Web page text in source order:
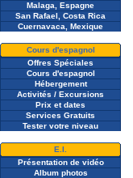
Malaga, Espagne
San Rafael, Costa Rica
Cuernavaca, Mexique
Cours d'espagnol
Offres Spéciales
Cours d'espagnol
Hébergement
Activités / Excursions
Prix et dates
Services Gratuits
Tester votre niveau
E.I.
Présentation de vidéo
Album photos